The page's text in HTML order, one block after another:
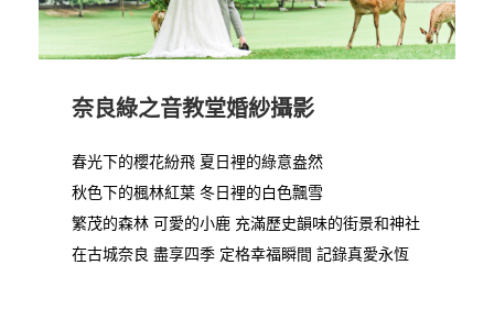
奈良綠之音教堂婚紗攝影
春光下的櫻花紛飛 夏日裡的綠意盎然
秋色下的楓林紅葉 冬日裡的白色飄雪
繁茂的森林 可愛的小鹿 充滿歷史韻味的街景和神社
在古城奈良 盡享四季 定格幸福瞬間 記錄真愛永恆